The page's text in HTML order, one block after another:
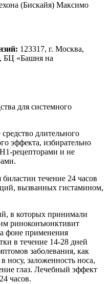
(Бискайя) Максимо
123317, г. Москва,
БЦ «Башня на
для системного
длительного
эффекта, избирательно
рецепторами и не
течение 24 часов
вызванных гистамином,
в которых принимали
риноконъюнктивит
фоне применения
в течение 14-28 дней
заболевания, как
носу, заложенность носа,
глаз. Лечебный эффект
часов.